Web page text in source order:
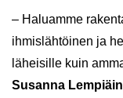
– Ha­luam­me
ih­mis­läh­töi­nen ja
lä­hei­sil­le kuin
Susan­na